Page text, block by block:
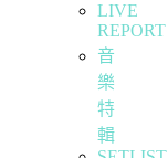
LIVE
REPORT
音
樂
特
輯